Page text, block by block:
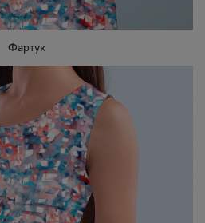
Фартук